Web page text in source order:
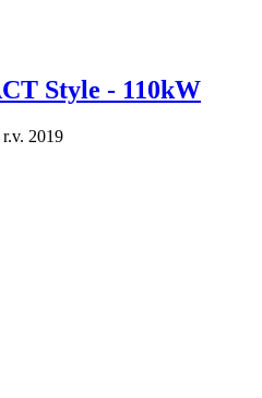
Style - 110kW
2019